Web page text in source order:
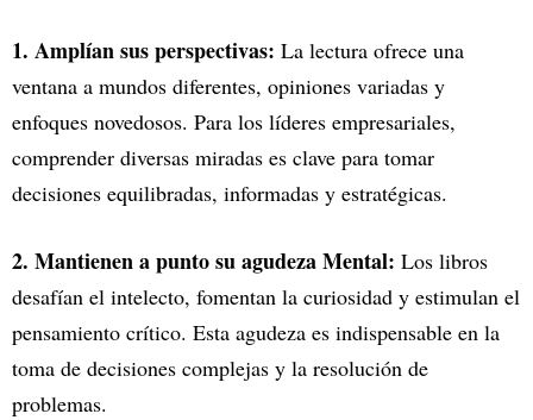
1. Amplían sus perspectivas: La lectura ofrece una
ventana a mundos diferentes, opiniones variadas y
enfoques novedosos. Para los líderes empresariales,
comprender diversas miradas es clave para tomar
decisiones equilibradas, informadas y estratégicas.
2. Mantienen a punto su agudeza Mental: Los libros
desafían el intelecto, fomentan la curiosidad y estimulan el
pensamiento crítico. Esta agudeza es indispensable en la
toma de decisiones complejas y la resolución de
problemas.